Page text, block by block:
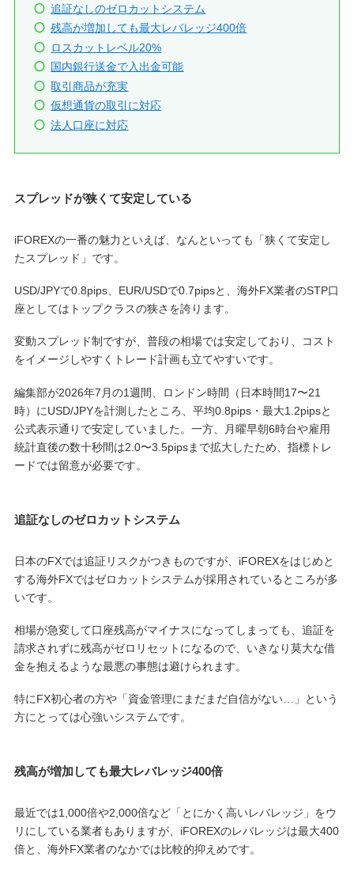
追証なしのゼロカットシステム
残高が増加しても最大レバレッジ400倍
ロスカットレベル20%
国内銀行送金で入出金可能
取引商品が充実
仮想通貨の取引に対応
法人口座に対応
スプレッドが狭くて安定している
iFOREXの一番の魅力といえば、なんといっても「狭くて安定し
たスプレッド」です。
USD/JPYで0.8pips、EUR/USDで0.7pipsと、海外FX業者のSTP口
座としてはトップクラスの狭さを誇ります。
変動スプレッド制ですが、普段の相場では安定しており、コスト
をイメージしやすくトレード計画も立てやすいです。
編集部が2026年7月の1週間、ロンドン時間（日本時間17〜21
時）にUSD/JPYを計測したところ、平均0.8pips・最大1.2pipsと
公式表示通りで安定していました。一方、月曜早朝6時台や雇用
統計直後の数十秒間は2.0〜3.5pipsまで拡大したため、指標トレ
ードでは留意が必要です。
追証なしのゼロカットシステム
日本のFXでは追証リスクがつきものですが、iFOREXをはじめと
する海外FXではゼロカットシステムが採用されているところが多
いです。
相場が急変して口座残高がマイナスになってしまっても、追証を
請求されずに残高がゼロリセットになるので、いきなり莫大な借
金を抱えるような最悪の事態は避けられます。
特にFX初心者の方や「資金管理にまだまだ自信がない…」という
方にとっては心強いシステムです。
残高が増加しても最大レバレッジ400倍
最近では1,000倍や2,000倍など「とにかく高いレバレッジ」をウ
リにしている業者もありますが、iFOREXのレバレッジは最大400
倍と、海外FX業者のなかでは比較的抑えめです。